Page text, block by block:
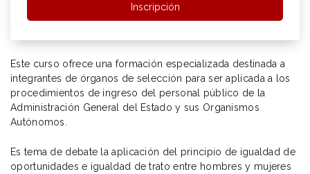
Inscripción
Este curso ofrece una formación especializada destinada a
integrantes de órganos de selección para ser aplicada a los
procedimientos de ingreso del personal público de la
Administración General del Estado y sus Organismos
Autónomos.
Es tema de debate la aplicación del principio de igualdad de
oportunidades e igualdad de trato entre hombres y mujeres